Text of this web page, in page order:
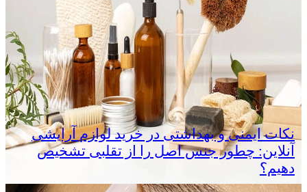
نکات ایمنی و بهداشتی در خرید لوازم آرایشی
آنلاین: چطور جنس اصل را از تقلبی تشخیص
دهیم؟